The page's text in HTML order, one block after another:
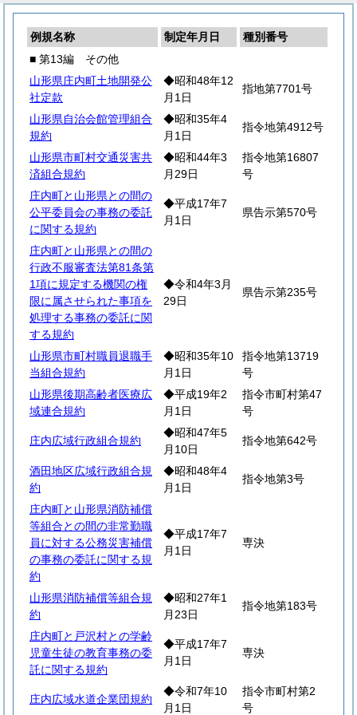
例規名称 制定年月日
種別番号
■ 第13編 その他
山形県庄内町土地開発公
社定款
◆昭和48年12
月1日
指地第7701号
山形県自治会館管理組合
規約
◆昭和35年4
月1日
指令地第4912号
山形県市町村交通災害共
済組合規約
◆昭和44年3
月29日
指令地第16807
号
庄内町と山形県との間の
公平委員会の事務の委託
に関する規約
◆平成17年7
月1日
県告示第570号
庄内町と山形県との間の
行政不服審査法第81条第
1項に規定する機関の権
限に属させられた事項を
処理する事務の委託に関
する規約
◆令和4年3月
29日
県告示第235号
山形県市町村職員退職手
当組合規約
◆昭和35年10
月1日
指令地第13719
号
山形県後期高齢者医療広
域連合規約
◆平成19年2
月1日
指令市町村第47
号
庄内広域行政組合規約
◆昭和47年5
月10日
指令地第642号
酒田地区広域行政組合規
約
◆昭和48年4
月1日
指令地第3号
庄内町と山形県消防補償
等組合との間の非常勤職
員に対する公務災害補償
の事務の委託に関する規
約
◆平成17年7
月1日
専決
山形県消防補償等組合規
約
◆昭和27年1
月23日
指令地第183号
庄内町と戸沢村との学齢
児童生徒の教育事務の委
託に関する規約
◆平成17年7
月1日
専決
庄内広域水道企業団規約
◆令和7年10
月1日
指令市町村第2
号